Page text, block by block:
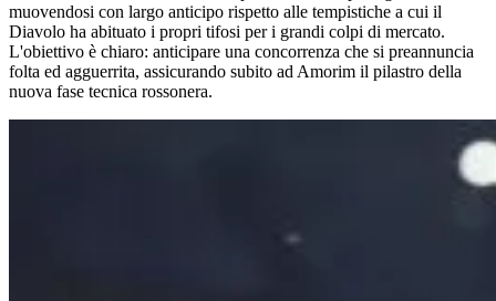
muovendosi con largo anticipo rispetto alle tempistiche a cui il
Diavolo ha abituato i propri tifosi per i grandi colpi di mercato.
L'obiettivo è chiaro: anticipare una concorrenza che si preannuncia
folta ed agguerrita, assicurando subito ad Amorim il pilastro della
nuova fase tecnica rossonera.